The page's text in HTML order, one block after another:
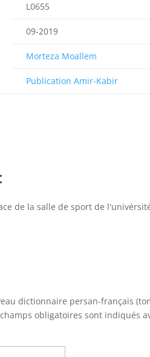
L0655
09-2019
Morteza Moallem
Publication Amir-Kabir
de la salle de sport de
dictionnaire persan-français
champs obligatoires sont indiqués